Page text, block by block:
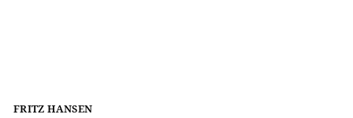
FRITZ HANSEN